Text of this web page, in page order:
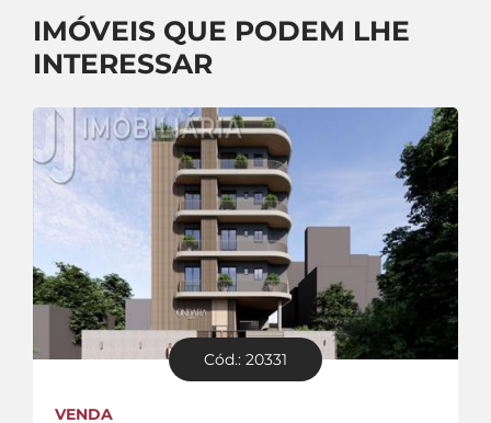
IMÓVEIS QUE PODEM LHE
INTERESSAR
Cód.: 20331
VENDA